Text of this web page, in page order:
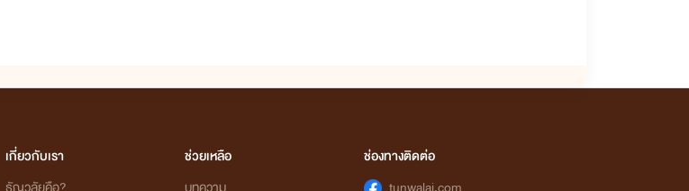
ท์)
เกี่ยวกับเรา
ช่วยเหลือ
ช่องทางติดต่อ